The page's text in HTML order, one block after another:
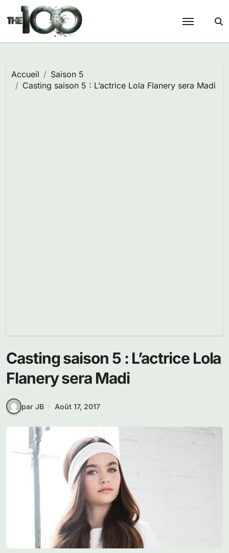
Passer
au
contenu
Accueil
Saison 5
Casting saison 5 : L’actrice Lola Flanery sera Madi
Casting saison 5 : L’actrice Lola
Flanery sera Madi
par JB Août 17, 2017